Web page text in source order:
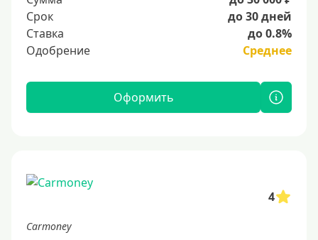
Срок
до 30 дней
Ставка
до 0.8%
Одобрение
Среднее
Оформить
4
Carmoney